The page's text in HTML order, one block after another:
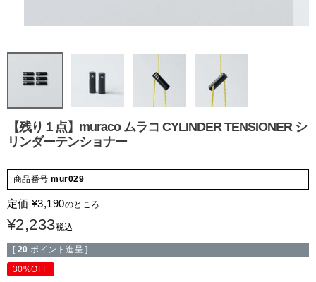
【残り１点】muraco ムラコ CYLINDER TENSIONER シ
リンダーテンショナー
商品番号 mur029
定価 ¥3,190のところ
¥2,233税込
[ 20 ポイント進呈 ]
30%OFF